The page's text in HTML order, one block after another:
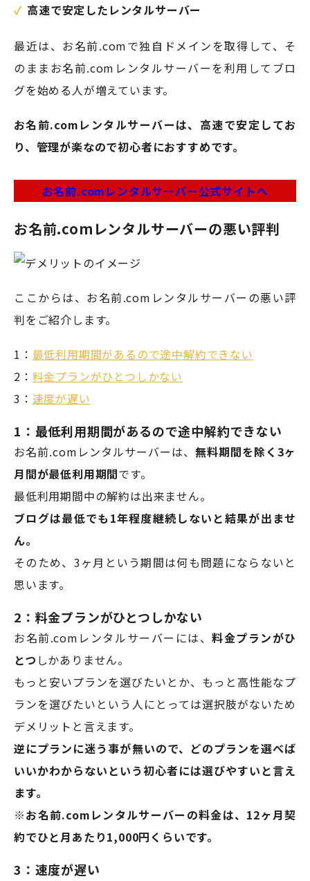
高速で安定したレンタルサーバー
最近は、お名前.comで独自ドメインを取得して、そ
のままお名前.comレンタルサーバーを利用してブロ
グを始める人が増えています。
お名前.comレンタルサーバーは、高速で安定してお
り、管理が楽なので初心者におすすめです。
お名前.comレンタルサーバー公式サイトへ
お名前.comレンタルサーバーの悪い評判
ここからは、お名前.comレンタルサーバーの悪い評
判をご紹介します。
1： 最低利用期間があるので途中解約できない
2： 料金プランがひとつしかない
3： 速度が遅い
1：最低利用期間があるので途中解約できない
お名前.comレンタルサーバーは、 無料期間を除く3ヶ
月間が最低利用期間です。
最低利用期間中の解約は出来ません。
ブログは最低でも1年程度継続しないと結果が出ませ
ん。
そのため、3ヶ月という期間は何も問題にならないと
思います。
2：料金プランがひとつしかない
お名前.comレンタルサーバーには、料金プランがひ
とつ しかありません。
もっと安いプランを選びたいとか、もっと高性能なプ
ランを選びたいという人にとっては選択肢がないため
デメリットと言えます。
逆にプランに迷う事が無いので、どのプランを選べば
いいかわからないという初心者には選びやすいと言え
ます。
※お名前.comレンタルサーバーの料金は、12ヶ月契
約でひと月あたり1,000円くらいです。
3：速度が遅い